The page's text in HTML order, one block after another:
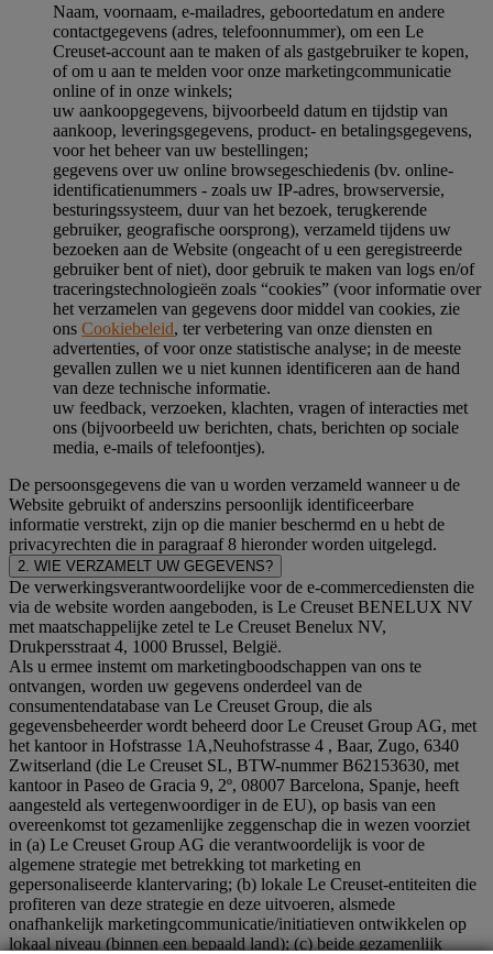
Naam, voornaam, e-mailadres, geboortedatum en andere
contactgegevens (adres, telefoonnummer), om een Le
Creuset-account aan te maken of als gastgebruiker te kopen,
of om u aan te melden voor onze marketingcommunicatie
online of in onze winkels;
uw aankoopgegevens, bijvoorbeeld datum en tijdstip van
aankoop, leveringsgegevens, product- en betalingsgegevens,
voor het beheer van uw bestellingen;
gegevens over uw online browsegeschiedenis (bv. online-
identificatienummers - zoals uw IP-adres, browserversie,
besturingssysteem, duur van het bezoek, terugkerende
gebruiker, geografische oorsprong), verzameld tijdens uw
bezoeken aan de Website (ongeacht of u een geregistreerde
gebruiker bent of niet), door gebruik te maken van logs en/of
traceringstechnologieën zoals “cookies” (voor informatie over
het verzamelen van gegevens door middel van cookies, zie
ons Cookiebeleid, ter verbetering van onze diensten en
advertenties, of voor onze statistische analyse; in de meeste
gevallen zullen we u niet kunnen identificeren aan de hand
van deze technische informatie.
uw feedback, verzoeken, klachten, vragen of interacties met
ons (bijvoorbeeld uw berichten, chats, berichten op sociale
media, e-mails of telefoontjes).
De persoonsgegevens die van u worden verzameld wanneer u de
Website gebruikt of anderszins persoonlijk identificeerbare
informatie verstrekt, zijn op die manier beschermd en u hebt de
privacyrechten die in paragraaf 8 hieronder worden uitgelegd.
2. WIE VERZAMELT UW GEGEVENS?
De verwerkingsverantwoordelijke voor de e-commercediensten die
via de website worden aangeboden, is Le Creuset BENELUX NV
met maatschappelijke zetel te Le Creuset Benelux NV,
Drukpersstraat 4, 1000 Brussel, België.
Als u ermee instemt om marketingboodschappen van ons te
ontvangen, worden uw gegevens onderdeel van de
consumentendatabase van Le Creuset Group, die als
gegevensbeheerder wordt beheerd door Le Creuset Group AG, met
het kantoor in Hofstrasse 1A,Neuhofstrasse 4 , Baar, Zugo, 6340
Zwitserland (die Le Creuset SL, BTW-nummer B62153630, met
kantoor in Paseo de Gracia 9, 2º, 08007 Barcelona, Spanje, heeft
aangesteld als vertegenwoordiger in de EU), op basis van een
overeenkomst tot gezamenlijke zeggenschap die in wezen voorziet
in (a) Le Creuset Group AG die verantwoordelijk is voor de
algemene strategie met betrekking tot marketing en
gepersonaliseerde klantervaring; (b) lokale Le Creuset-entiteiten die
profiteren van deze strategie en deze uitvoeren, alsmede
onafhankelijk marketingcommunicatie/initiatieven ontwikkelen op
lokaal niveau (binnen een bepaald land); (c) beide gezamenlijk